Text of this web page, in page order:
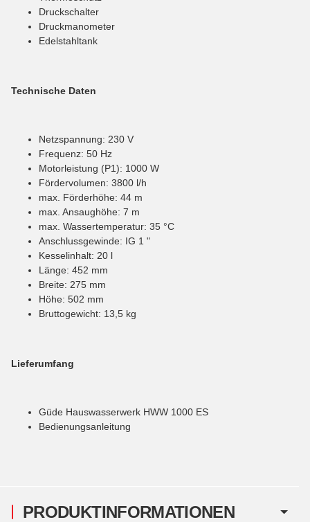
PRODUKTINFORMATIONEN
Druckschalter
Druckmanometer
Edelstahltank
Technische Daten
Netzspannung: 230 V
Frequenz: 50 Hz
Motorleistung (P1): 1000 W
Fördervolumen: 3800 l/h
max. Förderhöhe: 44 m
max. Ansaughöhe: 7 m
max. Wassertemperatur: 35 °C
Anschlussgewinde: IG 1 "
Kesselinhalt: 20 l
Länge: 452 mm
Breite: 275 mm
Höhe: 502 mm
Bruttogewicht: 13,5 kg
Lieferumfang
Güde Hauswasserwerk HWW 1000 ES
Bedienungsanleitung